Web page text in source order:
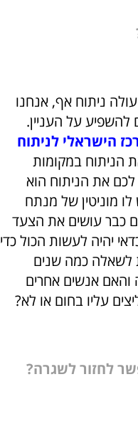
ניתוח אף, אנחנו
להשפיע על העניין.
הישראלי לניתוח
הניתוח במקומות
את הניתוח הוא
מוניטין של מנתח
כבר עושים את הצעד
יהיה לעשות הכול כדי
לשאלה כמה שנים
אנשים אחרים
עליו בחום או לא?
לחזור לשגרה?